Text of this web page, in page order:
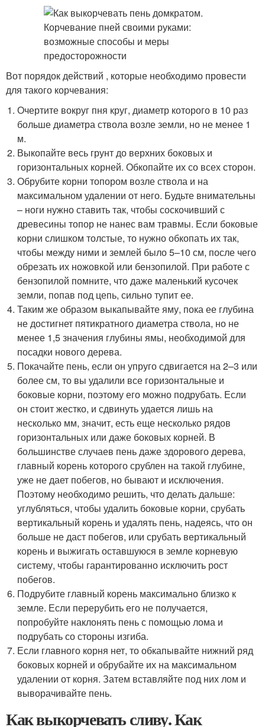
Вот порядок действий , которые необходимо провести
для такого корчевания:
Очертите вокруг пня круг, диаметр которого в 10 раз
больше диаметра ствола возле земли, но не менее 1
м.
Выкопайте весь грунт до верхних боковых и
горизонтальных корней. Обкопайте их со всех сторон.
Обрубите корни топором возле ствола и на
максимальном удалении от него. Будьте внимательны
– ноги нужно ставить так, чтобы соскочивший с
древесины топор не нанес вам травмы. Если боковые
корни слишком толстые, то нужно обкопать их так,
чтобы между ними и землей было 5–10 см, после чего
обрезать их ножовкой или бензопилой. При работе с
бензопилой помните, что даже маленький кусочек
земли, попав под цепь, сильно тупит ее.
Таким же образом выкапывайте яму, пока ее глубина
не достигнет пятикратного диаметра ствола, но не
менее 1,5 значения глубины ямы, необходимой для
посадки нового дерева.
Покачайте пень, если он упруго сдвигается на 2–3 или
более см, то вы удалили все горизонтальные и
боковые корни, поэтому его можно подрубать. Если
он стоит жестко, и сдвинуть удается лишь на
несколько мм, значит, есть еще несколько рядов
горизонтальных или даже боковых корней. В
большинстве случаев пень даже здорового дерева,
главный корень которого срублен на такой глубине,
уже не дает побегов, но бывают и исключения.
Поэтому необходимо решить, что делать дальше:
углубляться, чтобы удалить боковые корни, срубать
вертикальный корень и удалять пень, надеясь, что он
больше не даст побегов, или срубать вертикальный
корень и выжигать оставшуюся в земле корневую
систему, чтобы гарантированно исключить рост
побегов.
Подрубите главный корень максимально близко к
земле. Если перерубить его не получается,
попробуйте наклонять пень с помощью лома и
подрубать со стороны изгиба.
Если главного корня нет, то обкапывайте нижний ряд
боковых корней и обрубайте их на максимальном
удалении от корня. Затем вставляйте под них лом и
выворачивайте пень.
Как выкорчевать сливу. Как